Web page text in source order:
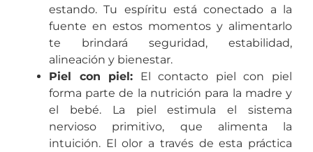
estando. Tu espíritu está conectado a la
fuente en estos momentos y alimentarlo
te brindará seguridad, estabilidad,
alineación y bienestar.
Piel con piel: El contacto piel con piel
forma parte de la nutrición para la madre y
el bebé. La piel estimula el sistema
nervioso primitivo, que alimenta la
intuición. El olor a través de esta práctica